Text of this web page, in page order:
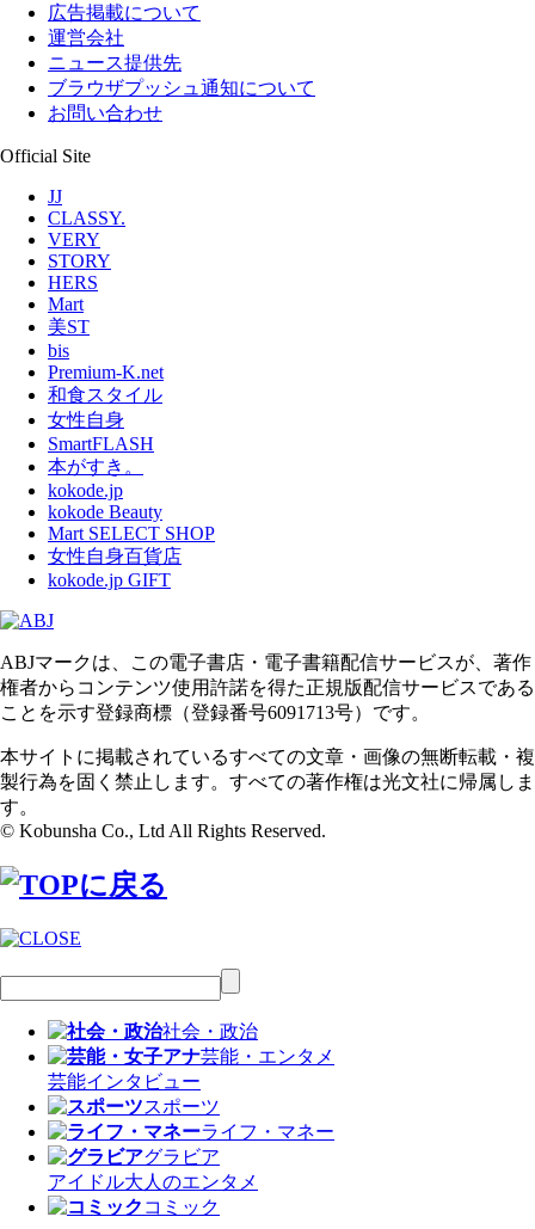
広告掲載について
運営会社
ニュース提供先
ブラウザプッシュ通知について
お問い合わせ
Official Site
JJ
CLASSY.
VERY
STORY
HERS
Mart
美ST
bis
Premium-K.net
和食スタイル
女性自身
SmartFLASH
本がすき。
kokode.jp
kokode Beauty
Mart SELECT SHOP
女性自身百貨店
kokode.jp GIFT
ABJマークは、この電子書店・電子書籍配信サービスが、著作
権者からコンテンツ使用許諾を得た正規版配信サービスである
ことを示す登録商標（登録番号6091713号）です。
本サイトに掲載されているすべての文章・画像の無断転載・複
製行為を固く禁止します。すべての著作権は光文社に帰属しま
す。
© Kobunsha Co., Ltd All Rights Reserved.
社会・政治
芸能・エンタメ
芸能インタビュー
スポーツ
ライフ・マネー
グラビア
アイドル大人のエンタメ
コミック